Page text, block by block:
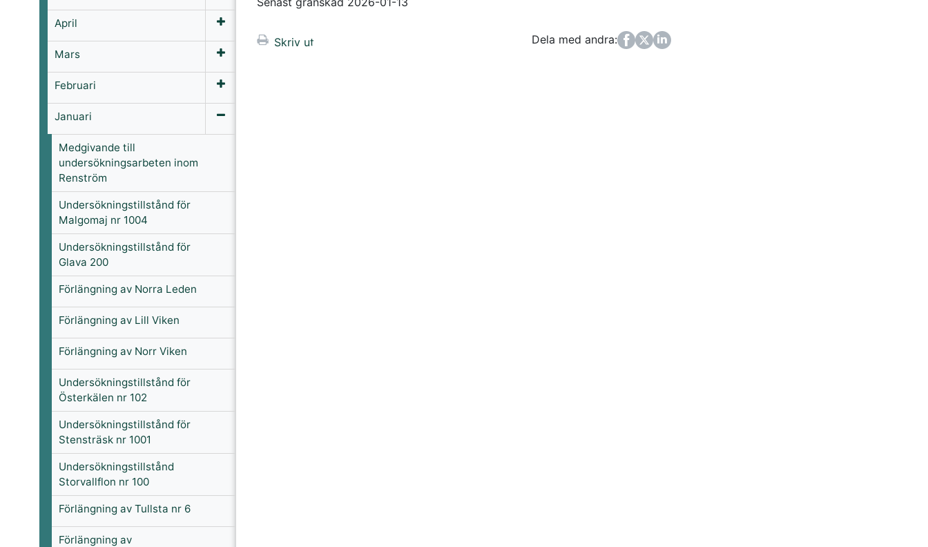
April
Mars
Februari
Januari
Medgivande till
undersökningsarbeten inom
Renström
Undersökningstillstånd för
Malgomaj nr 1004
Undersökningstillstånd för
Glava 200
Förlängning av Norra Leden
Förlängning av Lill Viken
Förlängning av Norr Viken
Undersökningstillstånd för
Österkälen nr 102
Undersökningstillstånd för
Stensträsk nr 1001
Undersökningstillstånd
Storvallflon nr 100
Förlängning av Tullsta nr 6
Förlängning av
Skriv ut Dela med andra:
FacebookTwitter
LinkedIn